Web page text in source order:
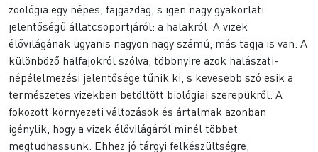
zoológia egy népes, fajgazdag, s igen nagy gyakorlati
jelentőségű állatcsoportjáról: a halakról. A vizek
élővilágának ugyanis nagyon nagy számú, más tagja is van. A
különböző halfajokról szólva, többnyire azok halászati-
népélelmezési jelentősége tűnik ki, s kevesebb szó esik a
természetes vizekben betöltött biológiai szerepükről. A
fokozott környezeti változások és ártalmak azonban
igénylik, hogy a vizek élővilágáról minél többet
megtudhassunk. Ehhez jó tárgyi felkészültségre,